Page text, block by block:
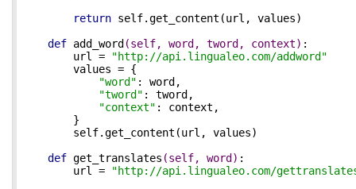
return self.get_content(url, values)
def add_word (self, word, tword, context) :
        url =
"http://api.lingualeo.com/addword"
        values = {
"word" : word,
"tword" : tword,
"context" : context,
        }
        self.get_content(url, values)
def get_translates (self, word) :
        url =
"http://api.lingualeo.com/